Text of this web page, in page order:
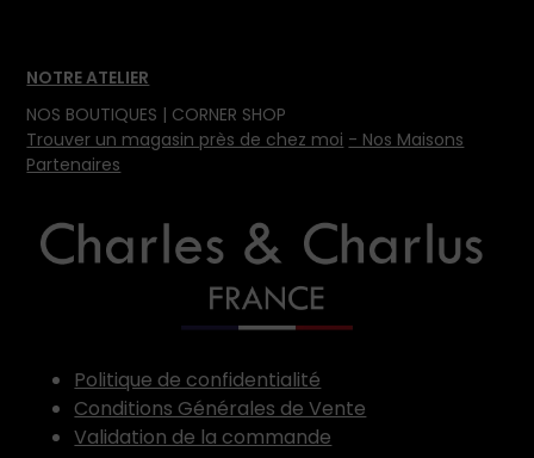
NOTRE ATELIER
NOS BOUTIQUES | CORNER SHOP
Trouver un magasin près de chez moi - Nos Maisons
Partenaires
Politique de confidentialité
Conditions Générales de Vente
Validation de la commande